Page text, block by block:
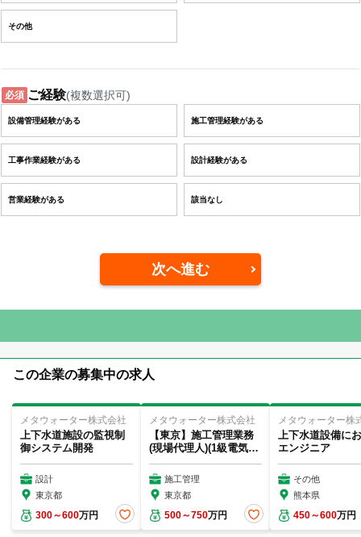
その他
必須 ご経験(複数選択可)
設備管理経験がある 施工管理経験がある
工事作業経験がある 設計経験がある
営業経験がある 該当なし
次へ進む
この企業の募集中の求人
メタウォーター株式会社
上下水道施設の監視制
御システム開発
設計
東京都
300～600万円
メタウォーター株式会社
【東京】施工管理業務
(現場代理人)(1級電気工
事施工管理技...
施工管理
東京都
500～750万円
メタウォーター株
上下水道設備に
エンジニア
その他
熊本県
450～600万円